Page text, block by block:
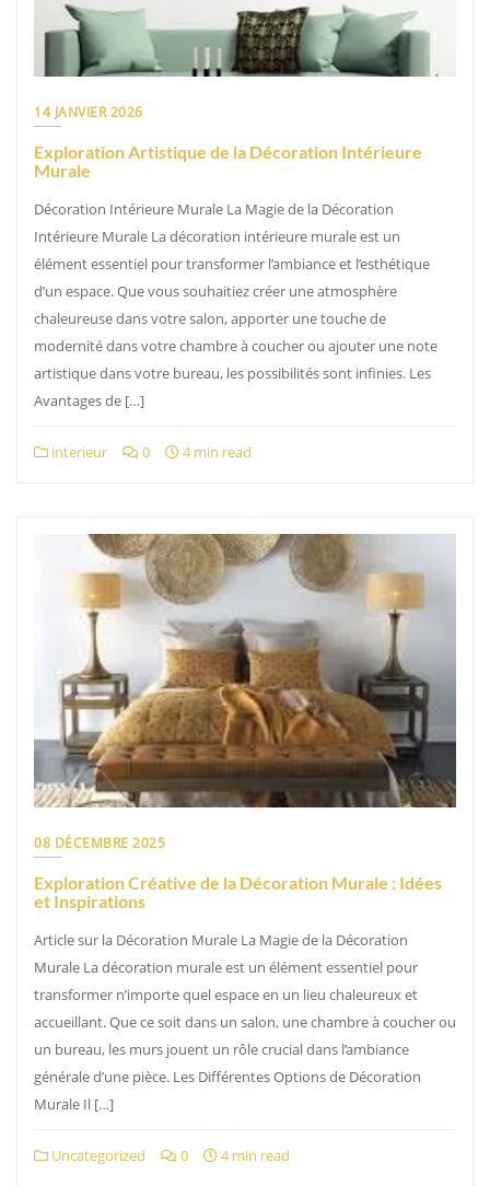
14 JANVIER 2026
Exploration Artistique de la Décoration Intérieure
Murale
Décoration Intérieure Murale La Magie de la Décoration
Intérieure Murale La décoration intérieure murale est un
élément essentiel pour transformer l’ambiance et l’esthétique
d’un espace. Que vous souhaitiez créer une atmosphère
chaleureuse dans votre salon, apporter une touche de
modernité dans votre chambre à coucher ou ajouter une note
artistique dans votre bureau, les possibilités sont infinies. Les
Avantages de […]
interieur 0 4 min read
08 DÉCEMBRE 2025
Exploration Créative de la Décoration Murale : Idées
et Inspirations
Article sur la Décoration Murale La Magie de la Décoration
Murale La décoration murale est un élément essentiel pour
transformer n’importe quel espace en un lieu chaleureux et
accueillant. Que ce soit dans un salon, une chambre à coucher ou
un bureau, les murs jouent un rôle crucial dans l’ambiance
générale d’une pièce. Les Différentes Options de Décoration
Murale Il […]
Uncategorized 0 4 min read